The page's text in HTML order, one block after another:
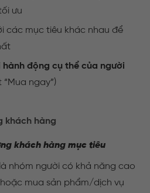
ưu
các mục tiêu khác nhau để
động cụ thể của người
ngay”)
khách hàng
khách hàng mục tiêu
là nhóm người có khả năng cao
mua sản phẩm/dịch vụ